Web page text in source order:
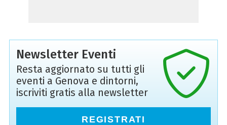
Newsletter Eventi
Resta aggiornato su tutti gli
eventi a Genova e dintorni,
iscriviti gratis alla newsletter
REGISTRATI